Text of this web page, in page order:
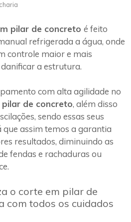
pilar de concreto é feito
refrigerada a água, onde
controle maior e mais
a estrutura.
com alta agilidade no
de concreto, além disso
sendo essas seus
que assim temos a garantia
resultados, diminuindo as
fendas e rachaduras ou
o corte em pilar de
com todos os cuidados